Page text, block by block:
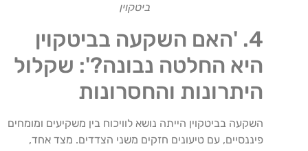
ביטקוין
4. 'האם השקעה בביטקוין
היא החלטה נבונה?': שקלול
היתרונות והחסרונות
השקעה בביטקוין הייתה נושא לוויכוח בין משקיעים ומומחים
פיננסיים, עם טיעונים חזקים משני הצדדים. מצד אחד,